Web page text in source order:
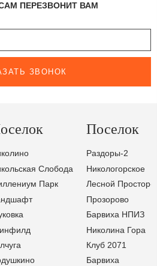
ПЕРЕЗВОНИТ ВАМ
ЗВОНОК
Слобода
Парк
Поселок
Раздоры-2
Никологорское
Лесной Простор-
Прозорово
Барвиха НПИЗ
Николина Гора
Клуб 2071
Барвиха